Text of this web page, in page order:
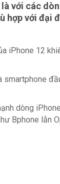
với các
hợp với đại
iPhone 12
smartphone
dòng
Bphone lẫn